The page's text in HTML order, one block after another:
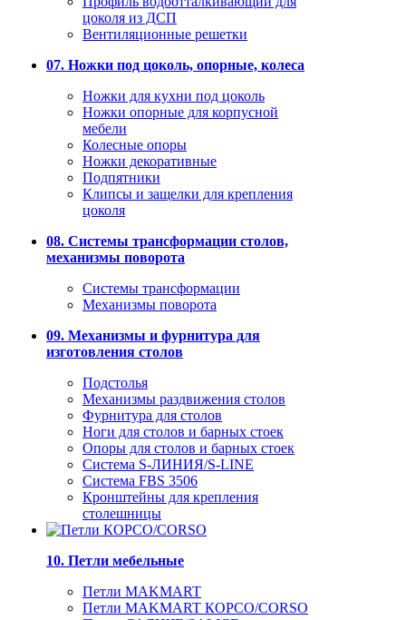
цоколя из ДСП
Вентиляционные решетки
07. Ножки под цоколь, опорные, колеса
Ножки для кухни под цоколь
Ножки опорные для корпусной
мебели
Колесные опоры
Ножки декоративные
Подпятники
Клипсы и защелки для крепления
цоколя
08. Системы трансформации столов,
механизмы поворота
Системы трансформации
Механизмы поворота
09. Механизмы и фурнитура для
изготовления столов
Подстолья
Механизмы раздвижения столов
Фурнитура для столов
Ноги для столов и барных стоек
Опоры для столов и барных стоек
Система S-ЛИНИЯ/S-LINE
Система FBS 3506
Кронштейны для крепления
столешницы
10. Петли мебельные
Петли MAKMART
Петли MAKMART КОРСО/CORSO